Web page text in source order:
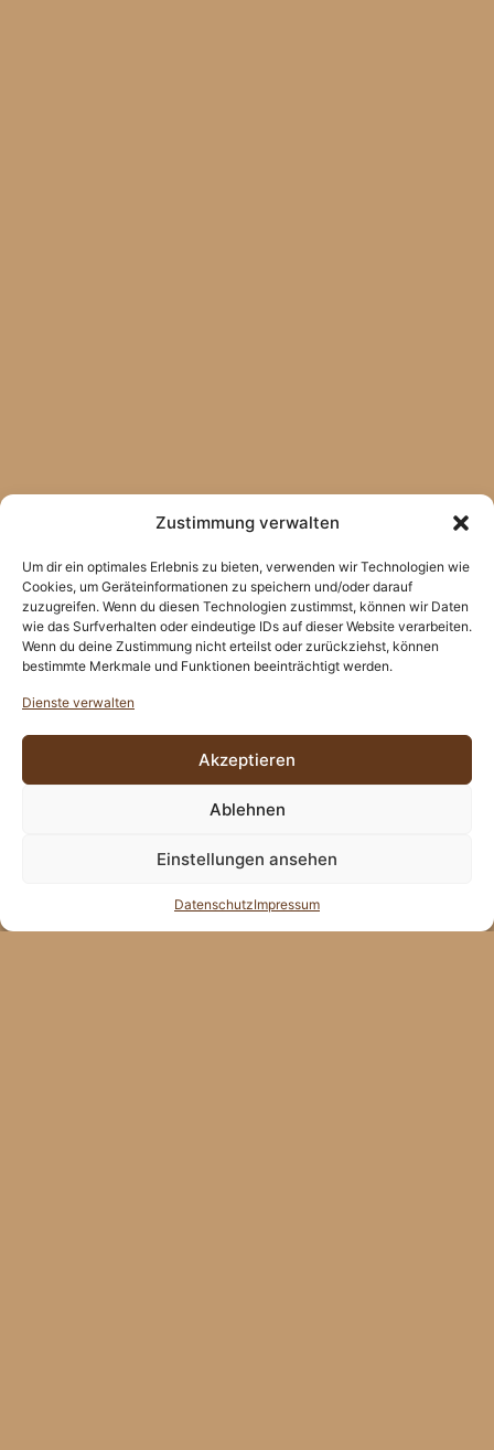
Zustimmung verwalten
Um dir ein optimales Erlebnis zu bieten, verwenden wir Technologien wie
Cookies, um Geräteinformationen zu speichern und/oder darauf
zuzugreifen. Wenn du diesen Technologien zustimmst, können wir Daten
wie das Surfverhalten oder eindeutige IDs auf dieser Website verarbeiten.
Wenn du deine Zustimmung nicht erteilst oder zurückziehst, können
bestimmte Merkmale und Funktionen beeinträchtigt werden.
Dienste verwalten
Akzeptieren
Ablehnen
Einstellungen ansehen
DatenschutzImpressum